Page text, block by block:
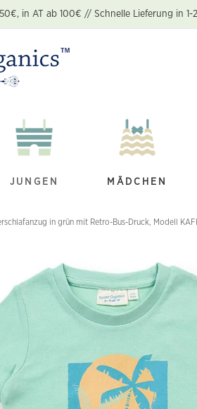
in AT ab 100€ // Schnelle Lieferung in 1-
JUNGEN MÄDCHEN
in grün mit Retro-Bus-Druck, Modell